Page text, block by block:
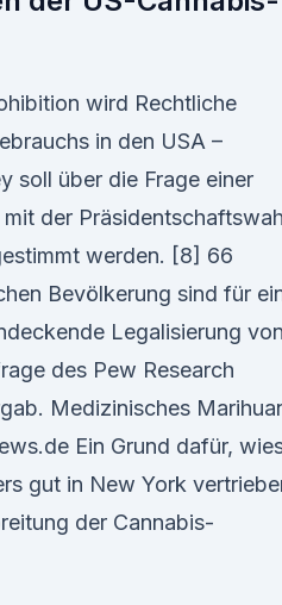
wird Rechtliche
in den USA –
soll über die Frage einer
der
werden. [8] 66
Bevölkerung sind für
Legalisierung von
des Pew Research
Medizinisches
Ein Grund dafür,
gut in New York
der Cannabis-